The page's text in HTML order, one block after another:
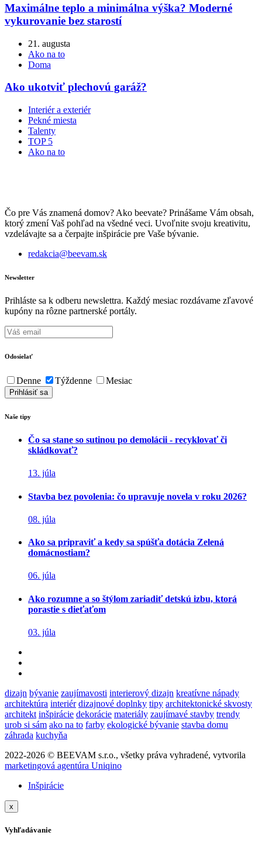
Maximálne teplo a minimálna výška? Moderné
vykurovanie bez starostí
21. augusta
Ako na to
Doma
Ako ukotviť plechovú garáž?
Interiér a exteriér
Pekné miesta
Talenty
TOP 5
Ako na to
Čo pre Vás znamená domov? Ako beevate? Prinášame Vám obsah,
ktorý zmení Vaš pohľad na všedné veci. Uvoľnite svoju kreativitu,
vzdelávajte sa a čerpajte inšpirácie pre Vaše bývanie.
redakcia@beevam.sk
Newsletter
Prihláste sa k odberu newslettra. Každý mesiac rozdávame zľavové
kupóny na rôzne partnerské portály.
Odosielať
Denne Týždenne Mesiac
Naše tipy
Čo sa stane so sutinou po demolácii - recyklovať či
skládkovať?
13. júla
Stavba bez povolenia: čo upravuje novela v roku 2026?
08. júla
Ako sa pripraviť a kedy sa spúšťa dotácia Zelená
domácnostiam?
06. júla
Ako rozumne a so štýlom zariadiť detskú izbu, ktorá
porastie s dieťaťom
03. júla
dizajn bývanie zaujímavosti interierový dizajn kreatívne nápady
architektúra interiér dizajnové doplnky tipy architektonické skvosty
architekt inšpirácie dekorácie materiály zaujímavé stavby trendy
urob si sám ako na to farby ekologické bývanie stavba domu
záhrada kuchyňa
2022-2026 © BEEVAM s.r.o., všetky práva vyhradené, vytvorila
marketingová agentúra Uniqino
Inšpirácie
x
Vyhľadávanie